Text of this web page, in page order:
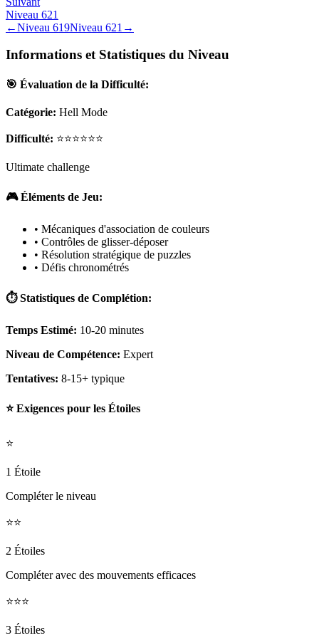
Niveau 621
←Niveau 619Niveau 621 →
Informations et Statistiques du Niveau
🎯 Évaluation de la Difficulté:
Catégorie: Hell Mode
Difficulté: ⭐⭐⭐⭐⭐⭐
Ultimate challenge
🎮 Éléments de Jeu:
• Mécaniques d'association de couleurs
• Contrôles de glisser-déposer
• Résolution stratégique de puzzles
• Défis chronométrés
⏱️ Statistiques de Complétion:
Temps Estimé: 10-20 minutes
Niveau de Compétence: Expert
Tentatives: 8-15+ typique
⭐ Exigences pour les Étoiles
⭐
1 Étoile
Compléter le niveau
⭐⭐
2 Étoiles
Compléter avec des mouvements efficaces
⭐⭐⭐
3 Étoiles